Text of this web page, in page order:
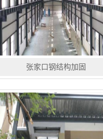
张家口钢结构加固
钢结构加固加设支撑以增加刚度，或
调整结构的自振频率，以提高结构的
抗震性能。增设支撑或辅助杆件，以
减少构件的长细比，提高构件稳定